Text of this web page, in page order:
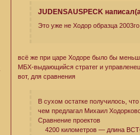
JUDENSAUSPECK
Это уже не Ходор образца
всё же при царе Ходоре было бы
МБХ-выдающийся стратег и
вот, для сравнения
В сухом остатке получилось,
чем предлагал Михаил
Сравнение проектов
4200 километров — длина